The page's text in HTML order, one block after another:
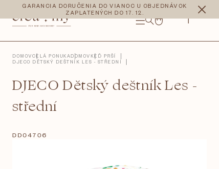
obsah
GARANCIA DORUČENIA DO VIANOC U OBJEDNÁVOK
ZAPLATENÝCH DO 17. 12.
NÁKUPNÝ
CZK EUR
DOMOVCELÁ PONUKADOMOV KEĎ PRŠÍ
DJECO DĚTSKÝ DEŠTNÍK LES - STŘEDNÍ
DJECO Dětský deštník Les -
střední
DD04706